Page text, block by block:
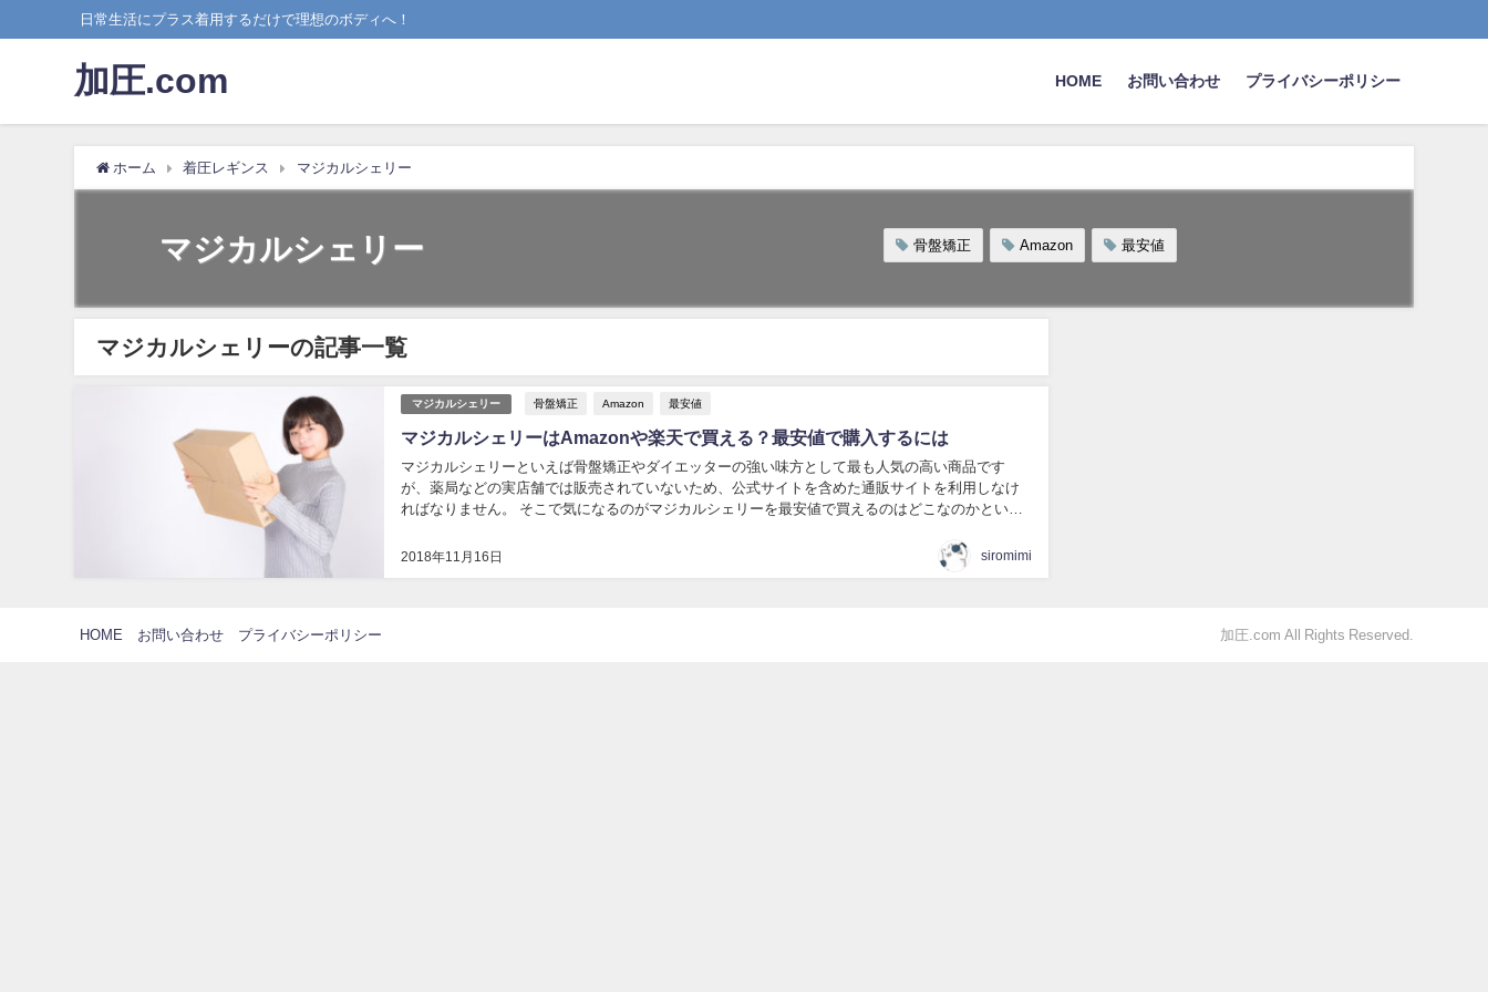
日常生活にプラス着用するだけで理想のボディへ！
加圧.com HOME お問い合わせ プライバシーポリシー
ホーム 着圧レギンス マジカルシェリー
マジカルシェリー 骨盤矯正 Amazon 最安値
マジカルシェリーの記事一覧
マジカルシェリー 骨盤矯正 Amazon 最安値
マジカルシェリーはAmazonや楽天で買える？最安値で購入するには
2018年11月16日
マジカルシェリーといえば骨盤矯正やダイエッターの強い味方として最も人気の高い商品です
が、薬局などの実店舗では販売されていないため、公式サイトを含めた通販サイトを利用しなけ
ればなりません。 そこで気になるのがマジカルシェリーを最安値で買えるのはどこなのかという
siromimi
HOME お問い合わせ プライバシーポリシー 加圧.com All Rights Reserved.